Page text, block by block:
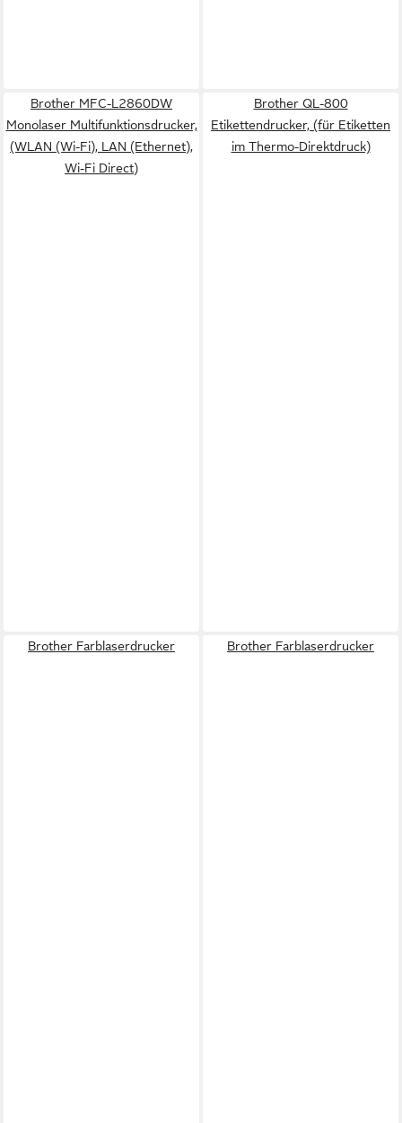
Brother MFC-L2860DW
Monolaser Multifunktionsdrucker,
(WLAN (Wi-Fi), LAN (Ethernet),
Wi-Fi Direct)
Brother QL-800
Etikettendrucker, (für Etiketten
im Thermo-Direktdruck)
Brother Farblaserdrucker Brother Farblaserdrucker